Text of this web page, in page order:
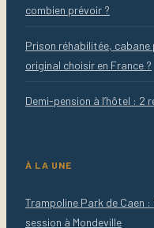
combien prévoir ?
Prison réhabilitée,
original choisir en France ?
Demi-pension à l’hôtel : 2
À LA UNE
Trampoline Park de Caen
session à Mondeville